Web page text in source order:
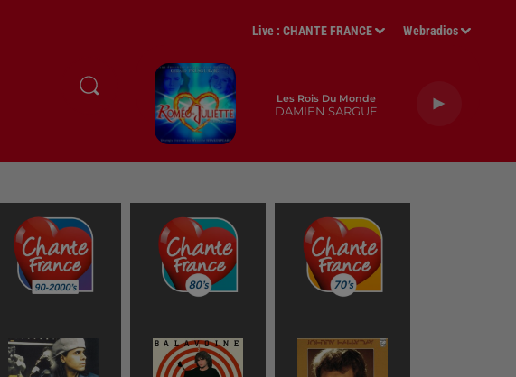
Live :CHANTE FRANCE Webradios
Les Rois Du Monde
DAMIEN SARGUE